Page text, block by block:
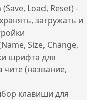
Load, Reset) -
загружать и
Size, Change,
шрифта для
чите (название,
клавиши для